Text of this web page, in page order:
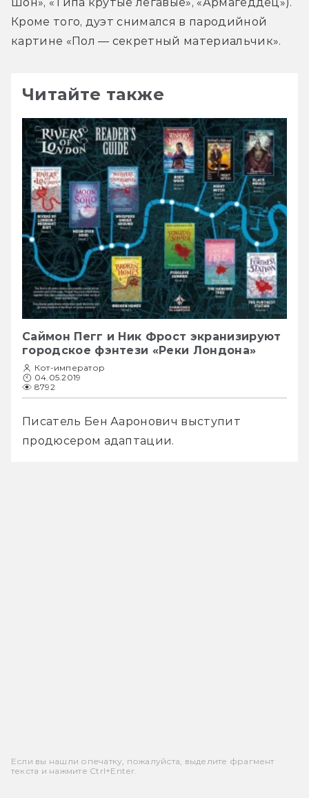
Кроме того, дуэт снимался в пародийной
картине «Пол — секретный материальчик».
Читайте также
Саймон Пегг и Ник Фрост экранизируют
городское фэнтези «Реки Лондона»
Кот-император
04.05.2019
8792
Писатель Бен Ааронович выступит
продюсером адаптации.
Если вы нашли опечатку, пожалуйста, выделите фрагмент
текста и нажмите Ctrl+Enter.